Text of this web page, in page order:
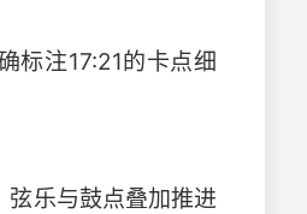
标注17:21的卡点细
弦乐与鼓点叠加推进